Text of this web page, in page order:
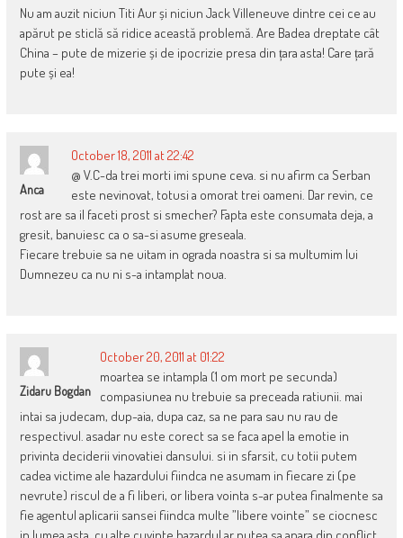
Nu am auzit niciun Titi Aur și niciun Jack Villeneuve dintre cei ce au
apărut pe sticlă să ridice această problemă. Are Badea dreptate cât
China – pute de mizerie și de ipocrizie presa din țara asta! Care țară
pute și ea!
Anca
October 18, 2011 at 22:42
@ V.C-da trei morti imi spune ceva. si nu afirm ca Serban
este nevinovat, totusi a omorat trei oameni. Dar revin, ce
rost are sa il faceti prost si smecher? Fapta este consumata deja, a
gresit, banuiesc ca o sa-si asume greseala.
Fiecare trebuie sa ne uitam in ograda noastra si sa multumim lui
Dumnezeu ca nu ni s-a intamplat noua.
Zidaru Bogdan
October 20, 2011 at 01:22
moartea se intampla (1 om mort pe secunda)
compasiunea nu trebuie sa preceada ratiunii. mai
intai sa judecam, dup-aia, dupa caz, sa ne para sau nu rau de
respectivul. asadar nu este corect sa se faca apel la emotie in
privinta deciderii vinovatiei dansului. si in sfarsit, cu totii putem
cadea victime ale hazardului fiindca ne asumam in fiecare zi (pe
nevrute) riscul de a fi liberi, or libera vointa s-ar putea finalmente sa
fie agentul aplicarii sansei fiindca multe ”libere vointe” se ciocnesc
in lumea asta, cu alte cuvinte hazardul ar putea sa apara din conflict